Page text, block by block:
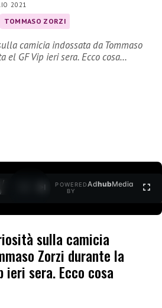
2021
TOMMASO ZORZI
camicia indossata da Tommaso
el GF Vip ieri sera. Ecco cosa…
/
POWERED
BY
AdhubMedia
sulla camicia
Zorzi durante la
ieri sera. Ecco cosa